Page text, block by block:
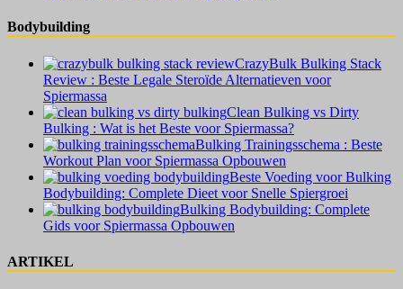
Bodybuilding
CrazyBulk Bulking Stack
Review : Beste Legale Steroïde Alternatieven voor
Spiermassa
Clean Bulking vs Dirty
Bulking : Wat is het Beste voor Spiermassa?
Bulking Trainingsschema : Beste
Workout Plan voor Spiermassa Opbouwen
Beste Voeding voor Bulking
Bodybuilding: Complete Dieet voor Snelle Spiergroei
Bulking Bodybuilding: Complete
Gids voor Spiermassa Opbouwen
ARTIKEL